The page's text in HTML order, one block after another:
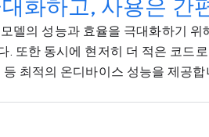
화하고, 사용은 간
델의 성능과 효율을 극대화하기 위
. 또한 동시에 현저히 더 적은 코드
최적의 온디바이스 성능을 제공합